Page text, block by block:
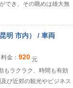
でき、その眺めは雄大無
明 市内） / 車両
料金： 920 元
もラクラク、時間も有効
び近郊の観光やビジネス